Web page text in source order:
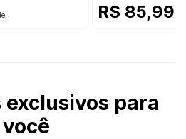
R$ 85,99
para
você